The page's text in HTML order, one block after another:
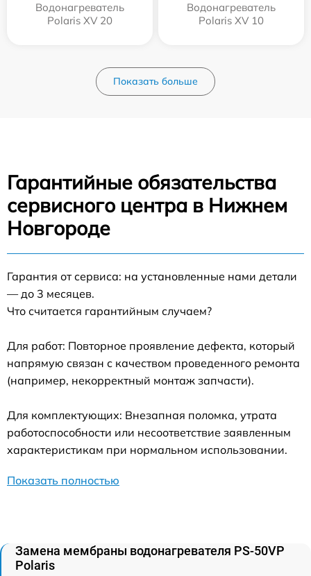
Водонагреватель
Polaris XV 20
Водонагреватель
Polaris XV 10
Показать больше
Гарантийные обязательства
сервисного центра в Нижнем
Новгороде
Гарантия от сервиса: на установленные нами детали
— до 3 месяцев.
Что считается гарантийным случаем?
Для работ: Повторное проявление дефекта, который
напрямую связан с качеством проведенного ремонта
(например, некорректный монтаж запчасти).
Для комплектующих: Внезапная поломка, утрата
работоспособности или несоответствие заявленным
характеристикам при нормальном использовании.
Показать полностью
Замена мембраны водонагревателя PS-50VP
Polaris